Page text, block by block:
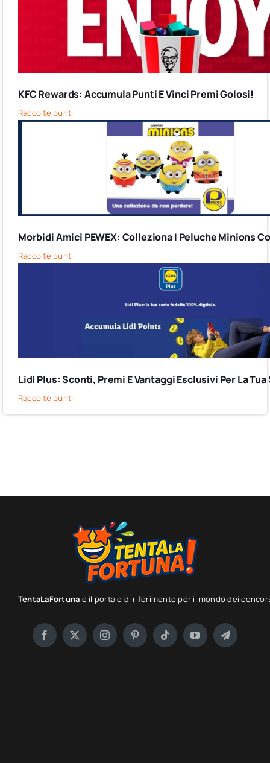
KFC Rewards: Accumula Punti E Vinci Premi Golosi!
Raccolte punti
Morbidi Amici PEWEX: Colleziona I Peluche Minions
Raccolte punti
Lidl Plus: Sconti, Premi E Vantaggi Esclusivi Per La Tua
Raccolte punti
TentaLaFortuna è il portale di riferimento per il mondo dei